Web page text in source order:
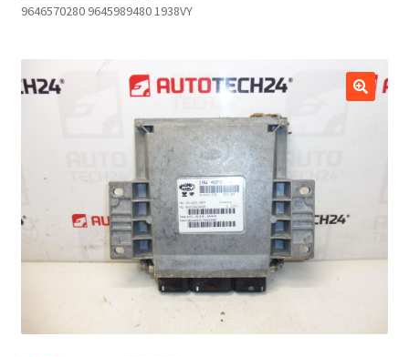
Contato
Política de Privacidade
Procedimento de Reclamação
Termos e Condições
9646570280 9645989480 1938VY